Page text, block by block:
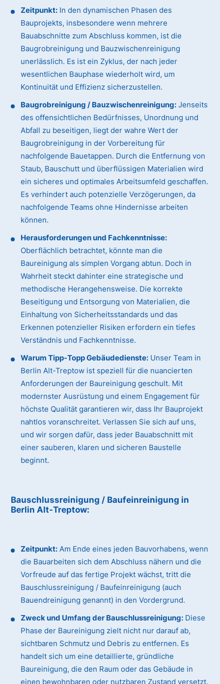
Zeitpunkt: In den dynamischen Phasen des
Bauprojekts, insbesondere wenn mehrere
Bauabschnitte zum Abschluss kommen, ist die
Baugrobreinigung und Bauzwischenreinigung
unerlässlich. Es ist ein Zyklus, der nach jeder
wesentlichen Bauphase wiederholt wird, um
Kontinuität und Effizienz sicherzustellen.
Baugrobreinigung / Bauzwischenreinigung: Jenseits
des offensichtlichen Bedürfnisses, Unordnung und
Abfall zu beseitigen, liegt der wahre Wert der
Baugrobreinigung in der Vorbereitung für
nachfolgende Bauetappen. Durch die Entfernung von
Staub, Bauschutt und überflüssigen Materialien wird
ein sicheres und optimales Arbeitsumfeld geschaffen.
Es verhindert auch potenzielle Verzögerungen, da
nachfolgende Teams ohne Hindernisse arbeiten
können.
Herausforderungen und Fachkenntnisse:
Oberflächlich betrachtet, könnte man die
Baureinigung als simplen Vorgang abtun. Doch in
Wahrheit steckt dahinter eine strategische und
methodische Herangehensweise. Die korrekte
Beseitigung und Entsorgung von Materialien, die
Einhaltung von Sicherheitsstandards und das
Erkennen potenzieller Risiken erfordern ein tiefes
Verständnis und Fachkenntnisse.
Warum Tipp-Topp Gebäudedienste: Unser Team in
Berlin Alt-Treptow ist speziell für die nuancierten
Anforderungen der Baureinigung geschult. Mit
modernster Ausrüstung und einem Engagement für
höchste Qualität garantieren wir, dass Ihr Bauprojekt
nahtlos voranschreitet. Verlassen Sie sich auf uns,
und wir sorgen dafür, dass jeder Bauabschnitt mit
einer sauberen, klaren und sicheren Baustelle
beginnt.
Bauschlussreinigung / Baufeinreinigung in
Berlin Alt-Treptow:
Zeitpunkt: Am Ende eines jeden Bauvorhabens, wenn
die Bauarbeiten sich dem Abschluss nähern und die
Vorfreude auf das fertige Projekt wächst, tritt die
Bauschlussreinigung / Baufeinreinigung (auch
Bauendreinigung genannt) in den Vordergrund.
Zweck und Umfang der Bauschlussreinigung: Diese
Phase der Baureinigung zielt nicht nur darauf ab,
sichtbaren Schmutz und Debris zu entfernen. Es
handelt sich um eine detaillierte, gründliche
Baureinigung, die den Raum oder das Gebäude in
einen bewohnbaren oder nutzbaren Zustand versetzt.